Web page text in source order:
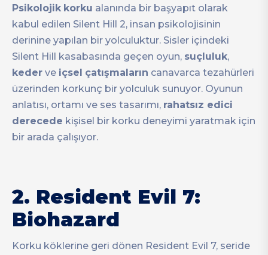
Psikolojik korku alanında bir başyapıt olarak
kabul edilen Silent Hill 2, insan psikolojisinin
derinine yapılan bir yolculuktur. Sisler içindeki
Silent Hill kasabasında geçen oyun, suçluluk,
keder ve içsel çatışmaların canavarca tezahürleri
üzerinden korkunç bir yolculuk sunuyor. Oyunun
anlatısı, ortamı ve ses tasarımı, rahatsız edici
derecede kişisel bir korku deneyimi yaratmak için
bir arada çalışıyor.
2. Resident Evil 7:
Biohazard
Korku köklerine geri dönen Resident Evil 7, seride